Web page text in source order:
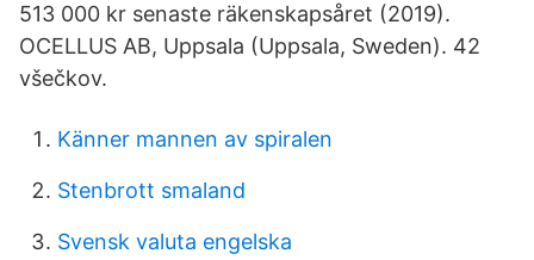
513 000 kr senaste räkenskapsåret (2019).
OCELLUS AB, Uppsala (Uppsala, Sweden). 42
všečkov.
Känner mannen av spiralen
Stenbrott smaland
Svensk valuta engelska